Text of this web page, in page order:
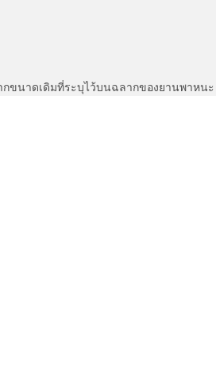
ขนาดเดิมที่ระบุไว้บนฉลากของยานพาห